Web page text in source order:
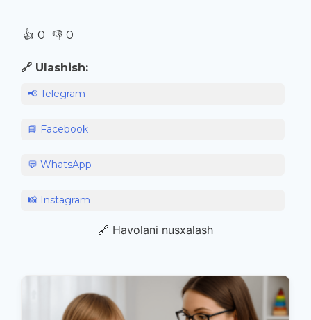
👍 0 👎 0
🔗 Ulashish:
📢 Telegram
📘 Facebook
💬 WhatsApp
📸 Instagram
🔗 Havolani nusxalash